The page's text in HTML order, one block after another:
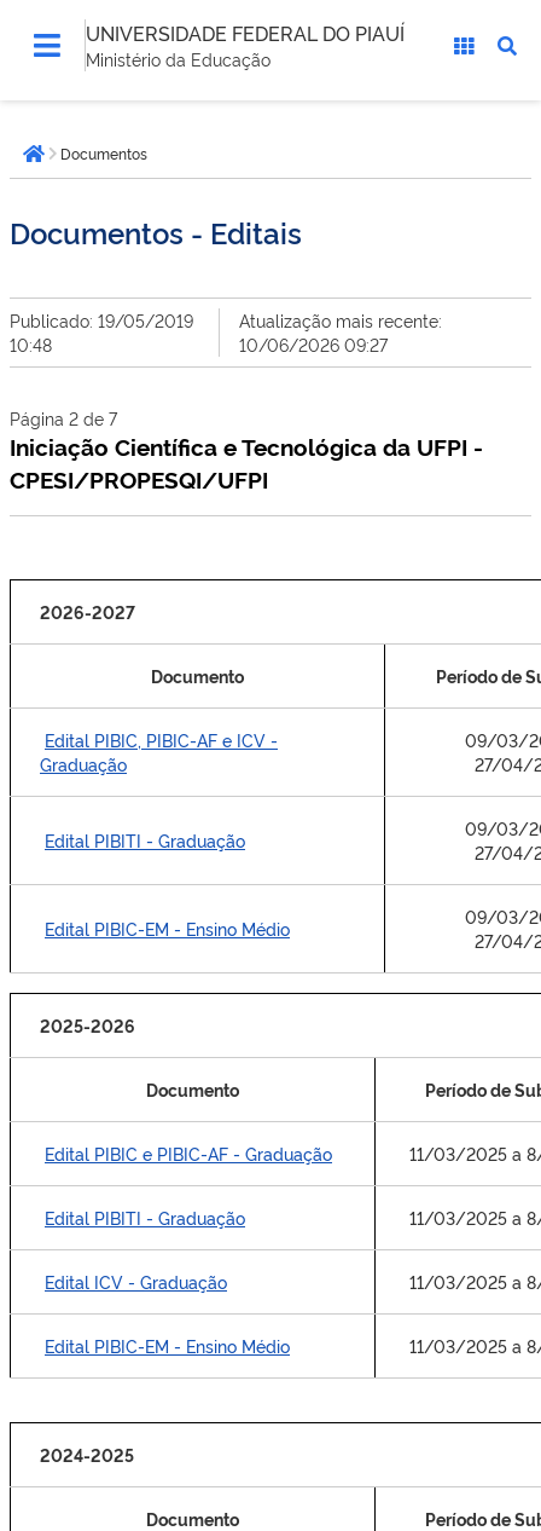
UNIVERSIDADE FEDERAL DO PIAUÍ
Ministério da Educação
está
aqui:Página inicial
Documentos
Documentos - Editais
Publicado: 19/05/2019
10:48
Atualização mais recente:
10/06/2026 09:27
Página 2 de 7
Iniciação Científica e Tecnológica da UFPI -
CPESI/PROPESQI/UFPI
2026-2027
Documento Período de
Edital PIBIC, PIBIC-AF e ICV -
Graduação
09/03/
27/04/
Edital PIBITI - Graduação
09/03/
27/04/
Edital PIBIC-EM - Ensino Médio
09/03/
27/04/
2025-2026
Documento Período de
Edital PIBIC e PIBIC-AF - Graduação 11/03/2025 a
Edital PIBITI - Graduação 11/03/2025 a
Edital ICV - Graduação 11/03/2025 a
Edital PIBIC-EM - Ensino Médio 11/03/2025 a
2024-2025
Documento Período de